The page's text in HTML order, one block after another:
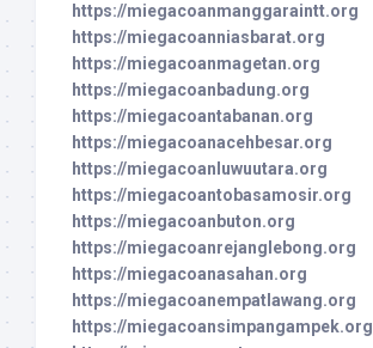
https://miegacoanmanggaraintt.org
https://miegacoanniasbarat.org
https://miegacoanmagetan.org
https://miegacoanbadung.org
https://miegacoantabanan.org
https://miegacoanacehbesar.org
https://miegacoanluwuutara.org
https://miegacoantobasamosir.org
https://miegacoanbuton.org
https://miegacoanrejanglebong.org
https://miegacoanasahan.org
https://miegacoanempatlawang.org
https://miegacoansimpangampek.org